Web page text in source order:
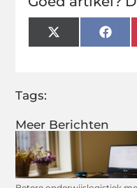
Meer Berichten
X
(Twitter)
Tags: